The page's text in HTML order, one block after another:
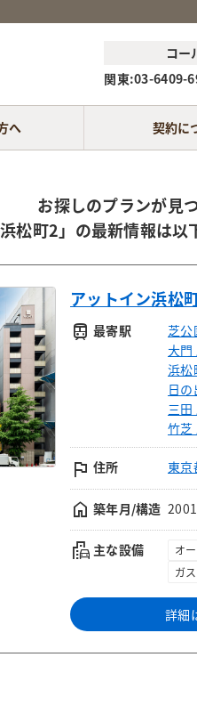
コー
関東:03-6409-
へ 契約に
お探しのプランが見
松町2」の最新情報は
アットイン浜松
train 最寄駅 芝公
大門
浜松
日の
三田
竹芝
flag 住所 東
home 築年月/構造
emoji_transportation 主な設備 オ
ガ
詳細